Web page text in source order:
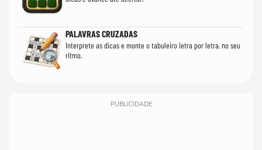
PALAVRAS CRUZADAS
Interprete as dicas e monte o tabuleiro letra por letra, no seu
ritmo.
PUBLICIDADE